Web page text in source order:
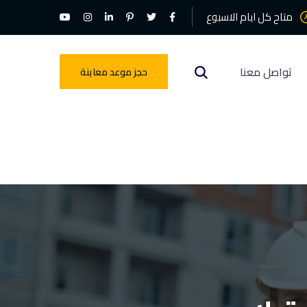
متاح كل ايام الاسبوع
تواصل معنا حجز موعد معاينة